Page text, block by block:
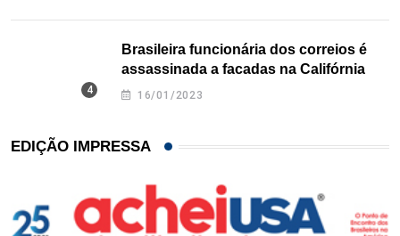
Brasileira funcionária dos correios é
assassinada a facadas na Califórnia
16/01/2023
EDIÇÃO IMPRESSA